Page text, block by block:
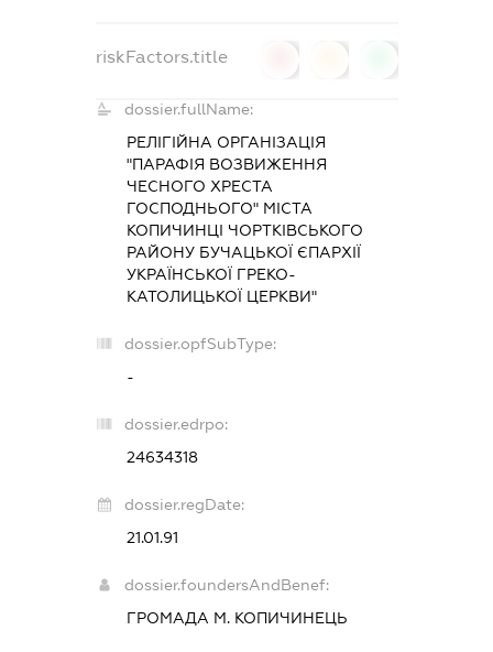
riskFactors.title
dossier.fullName:
РЕЛІГІЙНА ОРГАНІЗАЦІЯ
"ПАРАФІЯ ВОЗВИЖЕННЯ
ЧЕСНОГО ХРЕСТА
ГОСПОДНЬОГО" МІСТА
КОПИЧИНЦІ ЧОРТКІВСЬКОГО
РАЙОНУ БУЧАЦЬКОЇ ЄПАРХІЇ
УКРАЇНСЬКОЇ ГРЕКО-
КАТОЛИЦЬКОЇ ЦЕРКВИ"
dossier.opfSubType:
-
dossier.edrpo:
24634318
dossier.regDate:
21.01.91
dossier.foundersAndBenef:
ГРОМАДА М. КОПИЧИНЕЦЬ